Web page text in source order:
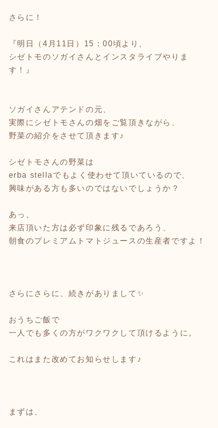
さらに！
『明日（4月11日）15：00頃より、
シゼトモのソガイさんとインスタライブやりま
す！』
ソガイさんアテンドの元、
実際にシゼトモさんの畑をご覧頂きながら、
野菜の紹介をさせて頂きます♪
シゼトモさんの野菜は
erba stellaでもよく使わせて頂いているので、
興味がある方も多いのではないでしょうか？
あっ、
来店頂いた方は必ず印象に残るであろう、
朝食のプレミアムトマトジュースの生産者ですよ！
さらにさらに、続きがありまして✨
おうちご飯で
一人でも多くの方がワクワクして頂けるように。
これはまた改めてお知らせします♪
まずは、